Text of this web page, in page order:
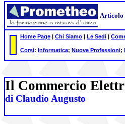
Articolo
Home Page | Chi Siamo | Le Sedi |
Corsi: Informatica; Nuove Professioni;
Il Commercio
di Claudio Augusto